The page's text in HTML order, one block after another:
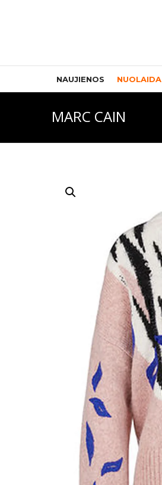
NAUJIENOS NUOLAIDA
MARC CAIN